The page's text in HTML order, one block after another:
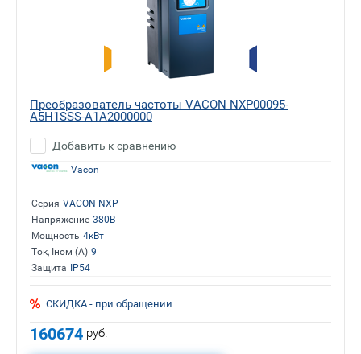
Преобразователь частоты VACON NXP00095-
A5H1SSS-A1A2000000
Добавить к сравнению
Vacon
Серия VACON NXP
Напряжение 380В
Мощность 4кВт
Ток, Iном (А) 9
Защита
IP54
СКИДКА - при обращении
160674 руб.